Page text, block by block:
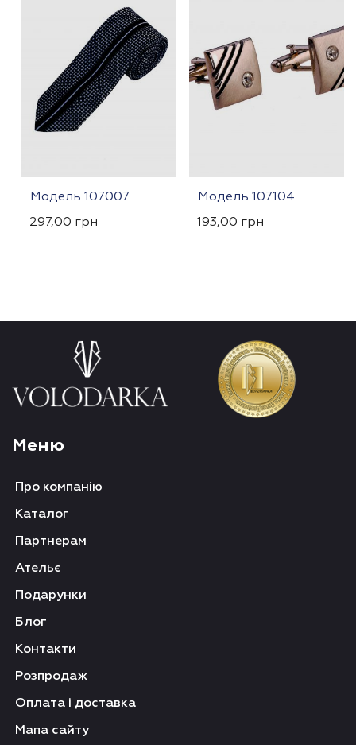
Модель 107007
297,00 грн
Модель 107104
193,00 грн
Меню
Про компанію
Каталог
Партнерам
Ательє
Подарунки
Блог
Контакти
Розпродаж
Оплата і доставка
Мапа сайту